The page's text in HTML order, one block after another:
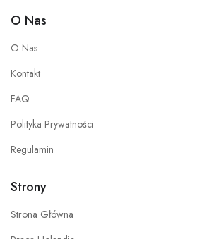
O Nas
O Nas
Kontakt
FAQ
Polityka Prywatności
Regulamin
Strony
Strona Główna